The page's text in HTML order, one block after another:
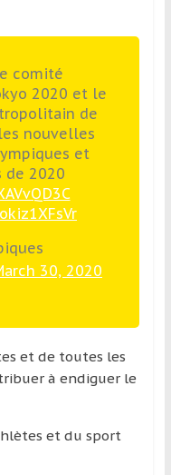
comité
2020 et le
de
nouvelles
et
de 2020
30, 2020
et de toutes les
à endiguer le
et du sport